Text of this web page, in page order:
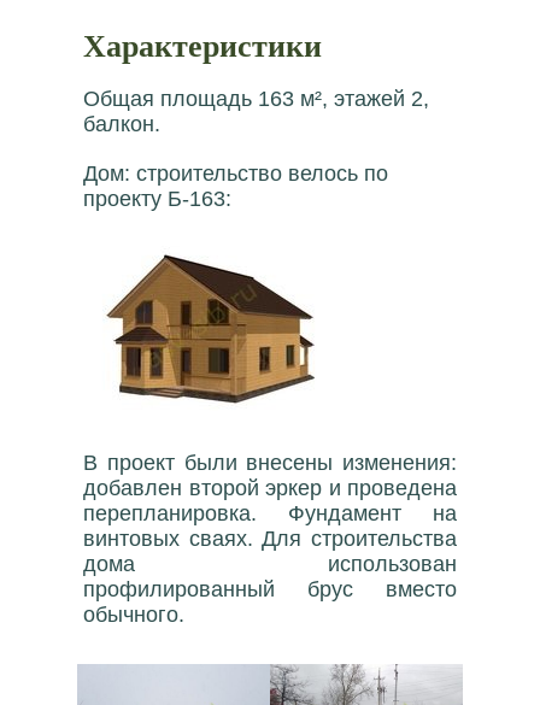
Характеристики
Общая площадь 163 м², этажей 2,
балкон.
Дом: строительство велось по
проекту Б-163:
В проект были внесены изменения:
добавлен второй эркер и проведена
перепланировка. Фундамент на
винтовых сваях. Для строительства
дома использован
профилированный брус вместо
обычного.